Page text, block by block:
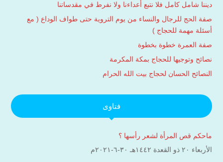
ديننا شامل كامل فلا نتبع أعداءنا ولا نفرط في مقدساتنا
صفة الحج للرجال والنساء من يوم التروية حتى طواف الوداع ( مع
أسئلة مهمة للحجاج )
صفة العمرة خطوة بخطوة
نصائح وتوجيها للحجاج بمكة المكرمة
النصائح الحسان لحجاج بيت الله الحرام
فتاوى
ماحكم قص المرأة لشعر رأسها ؟
الأربعاء ۲۰ ذو القعدة ۱٤٤۲هـ ۳۰-٦-۲۰۲۱م